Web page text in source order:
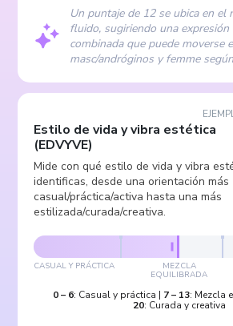
Un puntaje de 12 se ubica en el
fluido, sugiriendo una expresión
combinada que puede moverse
masc/andróginos y femme
Estilo de vida y vibra estética
(EDVYVE)
Mide con qué estilo de vida y vibra
identificas, desde una orientación más
casual/práctica/activa hasta una más
estilizada/curada/creativa.
CASUAL Y PRÁCTICA MEZCLA
EQUILIBRADA
0– 6: Casual y práctica | 7– 13: Mezcla
20: Curada y creativa